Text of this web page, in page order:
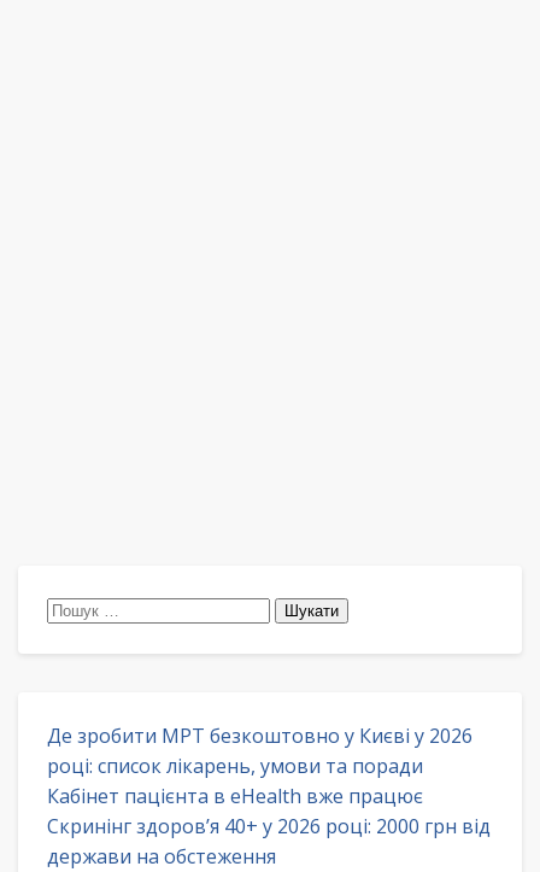
Пошук:
Де зробити МРТ безкоштовно у Києві у 2026
році: список лікарень, умови та поради
Кабінет пацієнта в eHealth вже працює
Скринінг здоров’я 40+ у 2026 році: 2000 грн від
держави на обстеження